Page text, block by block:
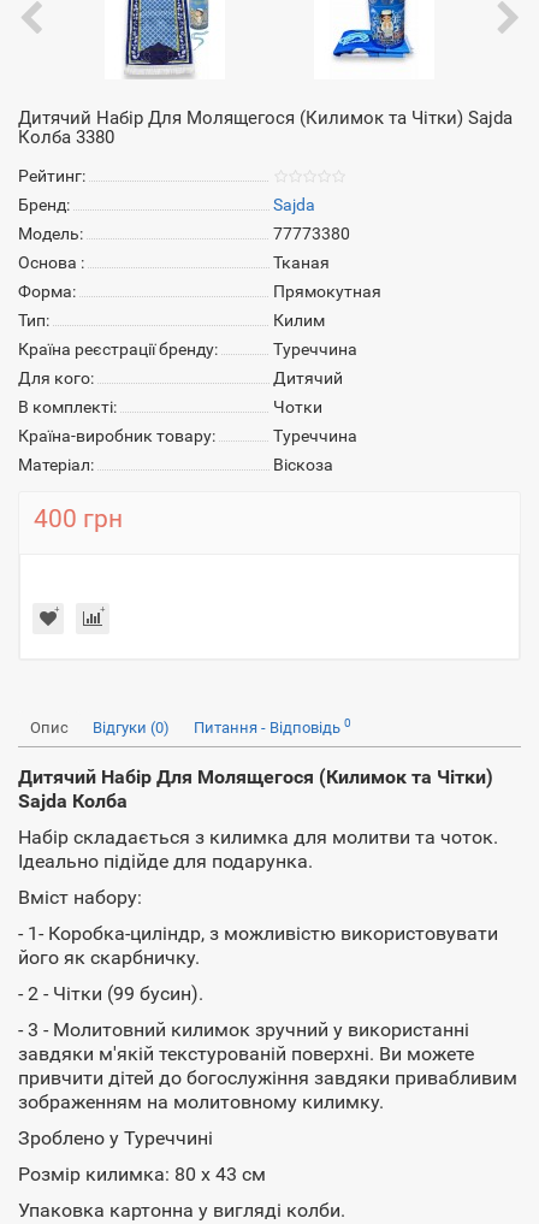
Дитячий Набір Для Молящегося (Килимок та Чітки) Sajda
Колба 3380
Рейтинг:
Бренд:
Sajda
Модель:
77773380
Основа :
Тканая
Форма:
Прямокутная
Тип:
Килим
Країна реєстрації бренду:
Туреччина
Для кого:
Дитячий
В комплекті:
Чотки
Країна-виробник товару:
Туреччина
Матеріал:
Віскоза
400 грн
Опис Відгуки (0) Питання - Відповідь 0
Дитячий Набір Для Молящегося (Килимок та Чітки)
Sajda Колба
Набір складається з килимка для молитви та чоток.
Ідеально підійде для подарунка.
Вміст набору:
- 1- Коробка-циліндр, з можливістю використовувати
його як скарбничку.
- 2 - Чітки (99 бусин).
- 3 - Молитовний килимок зручний у використанні
завдяки м'якій текстурованій поверхні. Ви можете
привчити дітей до богослужіння завдяки привабливим
зображенням на молитовному килимку.
Зроблено у Туреччині
Розмір килимка: 80 х 43 см
Упаковка картонна у вигляді колби.